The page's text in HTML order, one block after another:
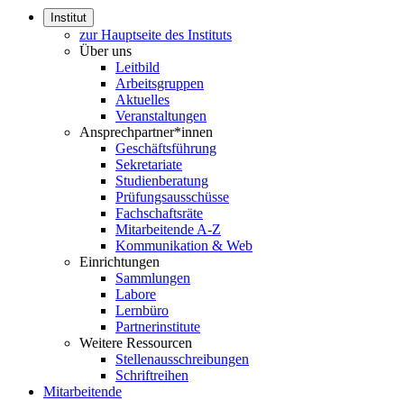
Institut
zur Hauptseite des Instituts
Über uns
Leitbild
Arbeitsgruppen
Aktuelles
Veranstaltungen
Ansprechpartner*innen
Geschäftsführung
Sekretariate
Studienberatung
Prüfungsausschüsse
Fachschaftsräte
Mitarbeitende A-Z
Kommunikation & Web
Einrichtungen
Sammlungen
Labore
Lernbüro
Partnerinstitute
Weitere Ressourcen
Stellenausschreibungen
Schriftreihen
Mitarbeitende